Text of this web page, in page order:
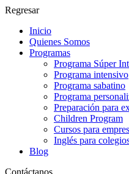
Regresar
Inicio
Quienes Somos
Programas
Programa Súper
Programa intensivo
Programa sabatino
Programa
Preparación para
Children Program
Cursos para
Inglés para
Blog
Contáctanos